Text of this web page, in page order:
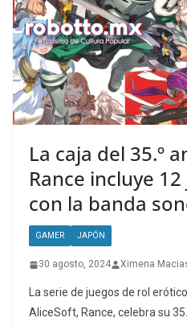
La caja del 35.º
Rance incluye
con la banda
GAMER JAPÓN
30 agosto, 2024 Ximena
La serie de juegos de rol
AliceSoft, Rance, celebra su